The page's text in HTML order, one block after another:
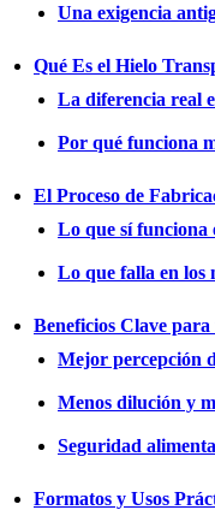
Una exigencia
Qué Es el Hielo
La diferencia real
Por qué funciona
El Proceso de
Lo que sí funciona
Lo que falla en los
Beneficios Clave
Mejor percepción
Menos dilución y
Seguridad
Formatos y Usos